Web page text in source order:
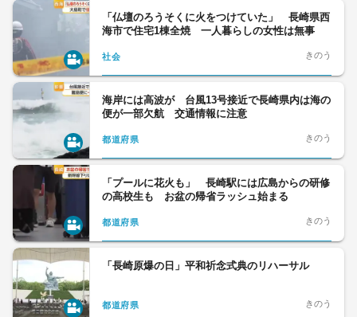
「仏壇のろうそくに火をつけていた」 長崎県西
海市で住宅1棟全焼 一人暮らしの女性は無事
社会 きのう
海岸には高波が 台風13号接近で長崎県内は海の
便が一部欠航 交通情報に注意
都道府県 きのう
「プールに花火も」 長崎駅には広島からの研修
の高校生も お盆の帰省ラッシュ始まる
都道府県 きのう
「長崎原爆の日」平和祈念式典のリハーサル
都道府県 きのう